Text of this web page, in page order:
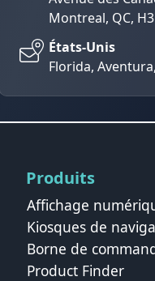
Montreal, QC,
États-Unis
Florida,
Produits
Affichage
Kiosques de
Borne de
Product Finder